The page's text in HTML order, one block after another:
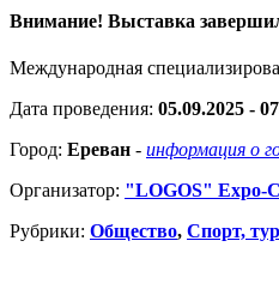
Внимание! Выставка
Международная
Дата проведения: 05.09.2025 -
Город: Ереван - информация о
Организатор: "LOGOS" Expo-
Рубрики: Общество, Спорт,